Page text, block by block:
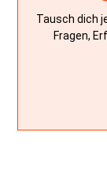
Tausch dich
Fragen,